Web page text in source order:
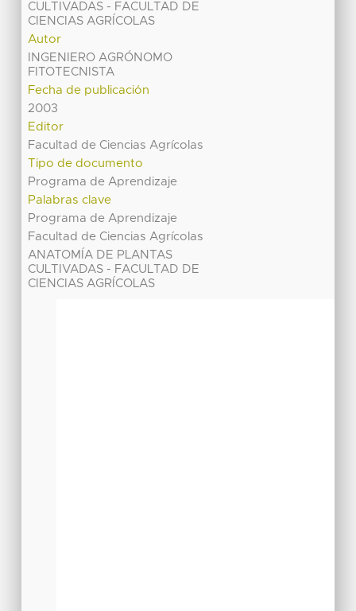
CULTIVADAS - FACULTAD DE
CIENCIAS AGRÍCOLAS
Autor
INGENIERO AGRÓNOMO
FITOTECNISTA
Fecha de publicación
2003
Editor
Facultad de Ciencias Agrícolas
Tipo de documento
Programa de Aprendizaje
Palabras clave
Programa de Aprendizaje
Facultad de Ciencias Agrícolas
ANATOMÍA DE PLANTAS
CULTIVADAS - FACULTAD DE
CIENCIAS AGRÍCOLAS